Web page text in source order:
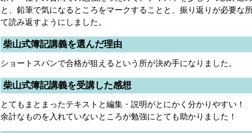
と、鉛筆で気になるところをマークすることと、振り返りが必要な
て読み返すようにしました。
柴山式簿記講義を選んだ理由
ショートスパンで合格が狙えるという所が決め手になりました。
柴山式簿記講義を受講した感想
とてもまとまったテキストと編集・説明がとにかく分かりやすい！
余計なものを入れていないところが勉強にとても助かりました！